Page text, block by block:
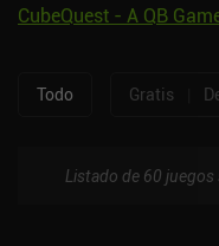
CubeQuest - A QB
Todo Gratis
Listado de 60